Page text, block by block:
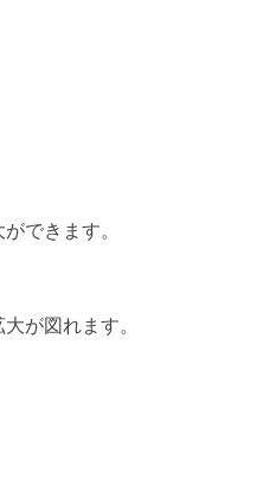
できます。
が図れます。